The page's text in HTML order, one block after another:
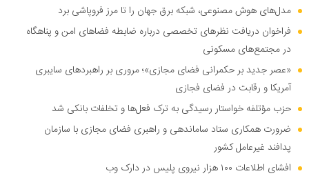
مدل‌های هوش مصنوعی، شبکه برق جهان را تا مرز فروپاشی برد
فراخوان دریافت نظر‌های تخصصی درباره ضابطه فضا‌های امن و پناهگاه
در مجتمع‌های مسکونی
«عصر جدید بر حکمرانی فضای مجازی»؛ مروری بر راهبرد‌های سایبری
آمریکا و رقابت در فضای فجازی
حزب مؤتلفه خواستار رسیدگی به ترک فعل‌ها و تخلفات بانکی شد
ضرورت همکاری ستاد ساماندهی و راهبری فضای مجازی با سازمان
پدافند غیرعامل کشور
افشای اطلاعات ۱۰۰ هزار نیروی پلیس در دارک وب